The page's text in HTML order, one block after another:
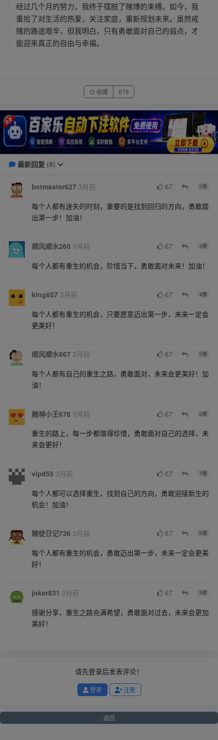
经过几个月的努力，我终于摆脱了赌博的束缚。如今，我
重拾了对生活的热爱，关注家庭，重新规划未来。虽然戒
赌的路途艰辛，但我明白，只有勇敢面对自己的弱点，才
能迎来真正的自由与幸福。
收藏 678
最新回复 (8)
betmaster627 3月前 67 2楼
每个人都有迷失的时刻，重要的是找到回归的方向，勇敢踏
出第一步！加油！
顺风顺水260 3月前 67 3楼
每个人都有重生的机会，珍惜当下，勇敢面对未来！加油！
king657 3月前 67 4楼
每个人都有重生的机会，只要愿意迈出第一步，未来一定会
更美好！
顺风顺水667 3月前 67 5楼
每个人都有自己的重生之路，勇敢面对，未来会更美好！加
油！
赌神小王678 3月前 67 6楼
重生的路上，每一步都值得珍惜，勇敢面对自己的选择，未
来会更好！
vip855 3月前 67 7楼
每个人都可以选择重生，找到自己的方向，勇敢迎接新生的
机会！加油！
赌徒日记736 3月前 67 8楼
每个人都有重生的机会，勇敢迈出第一步，未来一定会更美
好！
joker831 3月前 67 9楼
感谢分享，重生之路充满希望，勇敢面对过去，未来会更加
美好！
请先登录后发表评论！
登录 注册
返回